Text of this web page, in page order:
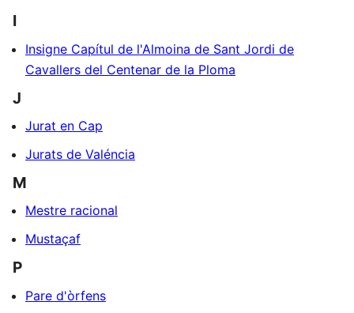
I
Insigne Capítul de l'Almoina de Sant Jordi de
Cavallers del Centenar de la Ploma
J
Jurat en Cap
Jurats de Valéncia
M
Mestre racional
Mustaçaf
P
Pare d'òrfens